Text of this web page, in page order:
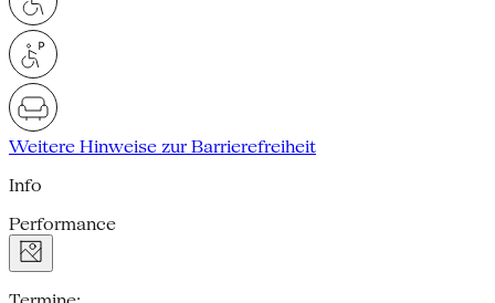
Weitere Hinweise zur Barrierefreiheit
Info
Performance